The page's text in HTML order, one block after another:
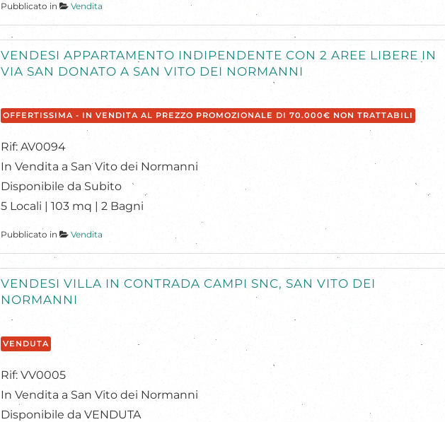
Pubblicato in Vendita
VENDESI APPARTAMENTO INDIPENDENTE CON 2 AREE LIBERE IN
VIA SAN DONATO A SAN VITO DEI NORMANNI
OFFERTISSIMA - IN VENDITA AL PREZZO PROMOZIONALE DI 70.000€ NON TRATTABILI
Rif: AV0094
In Vendita a San Vito dei Normanni
Disponibile da Subito
5 Locali | 103 mq | 2 Bagni
Pubblicato in Vendita
VENDESI VILLA IN CONTRADA CAMPI SNC, SAN VITO DEI
NORMANNI
VENDUTA
Rif: VV0005
In Vendita a San Vito dei Normanni
Disponibile da VENDUTA